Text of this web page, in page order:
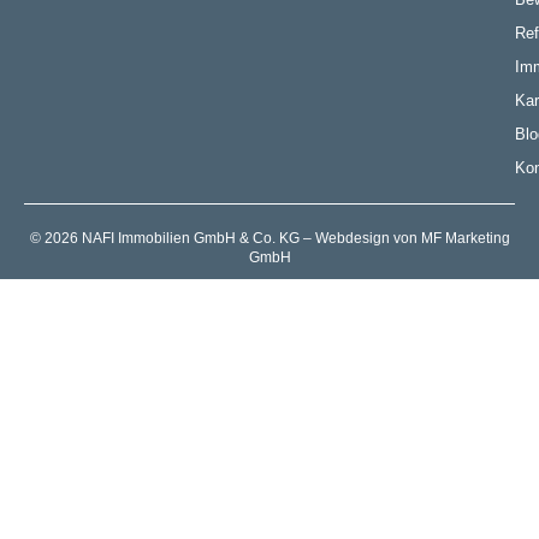
© 2026 NAFI Immobilien GmbH & Co. KG – Webdesign von MF Marketing
GmbH